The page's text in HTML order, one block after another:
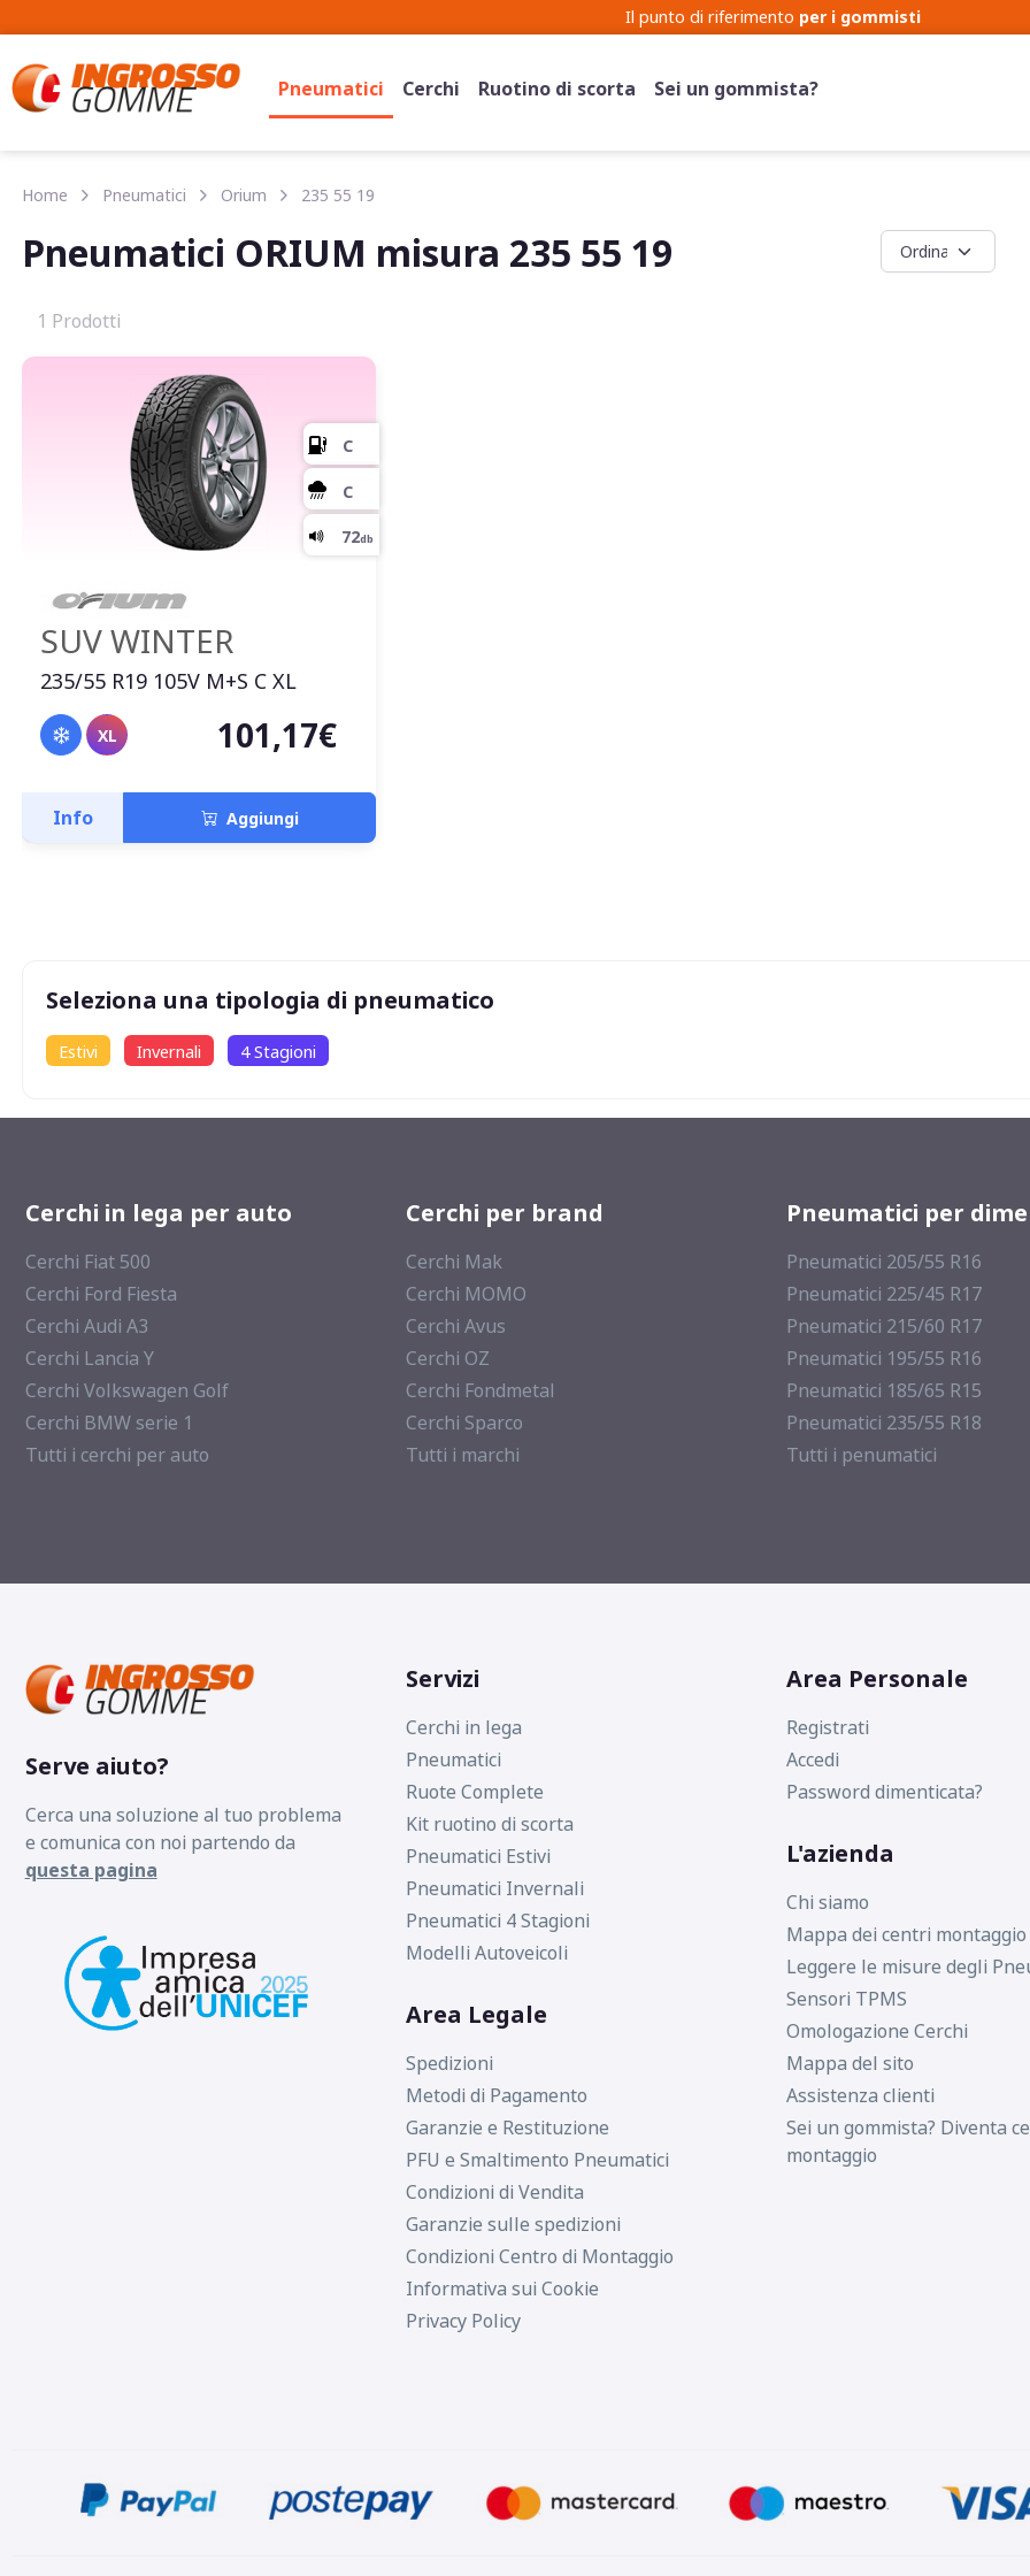
Il punto di riferimento per i gommisti
Pneumatici Cerchi Ruotino di scorta Sei un gommista?
Home Pneumatici Orium 235 55 19
Pneumatici ORIUM misura 235 55 19
1 Prodotti
SUV WINTER
235/55 R19 105V M+S C XL
XL 101,17€
Info Aggiungi
Seleziona una tipologia di pneumatico
Estivi Invernali 4 Stagioni
Cerchi in lega per auto
Cerchi Fiat 500
Cerchi Ford Fiesta
Cerchi Audi A3
Cerchi Lancia Y
Cerchi Volkswagen Golf
Cerchi BMW serie 1
Tutti i cerchi per auto
Cerchi per brand
Cerchi Mak
Cerchi MOMO
Cerchi Avus
Cerchi OZ
Cerchi Fondmetal
Cerchi Sparco
Tutti i marchi
Pneumatici per
Pneumatici 205/55 R16
Pneumatici 225/45 R17
Pneumatici 215/60 R17
Pneumatici 195/55 R16
Pneumatici 185/65 R15
Pneumatici 235/55 R18
Tutti i penumatici
Serve aiuto?
Cerca una soluzione al tuo problema
e comunica con noi partendo da
questa pagina
Servizi
Cerchi in lega
Pneumatici
Ruote Complete
Kit ruotino di scorta
Pneumatici Estivi
Pneumatici Invernali
Pneumatici 4 Stagioni
Modelli Autoveicoli
Area Legale
Spedizioni
Metodi di Pagamento
Garanzie e Restituzione
PFU e Smaltimento Pneumatici
Condizioni di Vendita
Garanzie sulle spedizioni
Condizioni Centro di Montaggio
Informativa sui Cookie
Privacy Policy
Area Personale
Registrati
Accedi
Password dimenticata?
L'azienda
Chi siamo
Mappa dei centri montaggio
Leggere le misure degli
Sensori TPMS
Omologazione Cerchi
Mappa del sito
Assistenza clienti
Sei un gommista? Diventa
montaggio